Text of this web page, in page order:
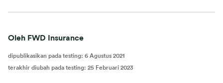
Oleh FWD Insurance
dipublikasikan pada testing: 6 Agustus 2021
terakhir diubah pada testing: 25 Februari 2023